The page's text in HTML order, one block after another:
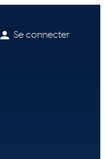
Se connecter